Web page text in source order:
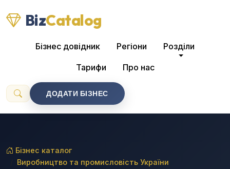
BizCatalog
Бізнес довідник Регіони Розділи
Тарифи Про нас
ДОДАТИ БІЗНЕС
Бізнес каталог
Виробництво та промисловість України